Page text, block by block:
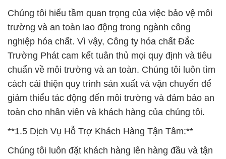
Chúng tôi hiểu tầm quan trọng của việc bảo vệ môi
trường và an toàn lao động trong ngành công
nghiệp hóa chất. Vì vậy, Công ty hóa chất Đắc
Trường Phát cam kết tuân thủ mọi quy định và tiêu
chuẩn về môi trường và an toàn. Chúng tôi luôn tìm
cách cải thiện quy trình sản xuất và vận chuyển để
giảm thiểu tác động đến môi trường và đảm bảo an
toàn cho nhân viên và khách hàng của chúng tôi.
**1.5 Dịch Vụ Hỗ Trợ Khách Hàng Tận Tâm:**
Chúng tôi luôn đặt khách hàng lên hàng đầu và tận